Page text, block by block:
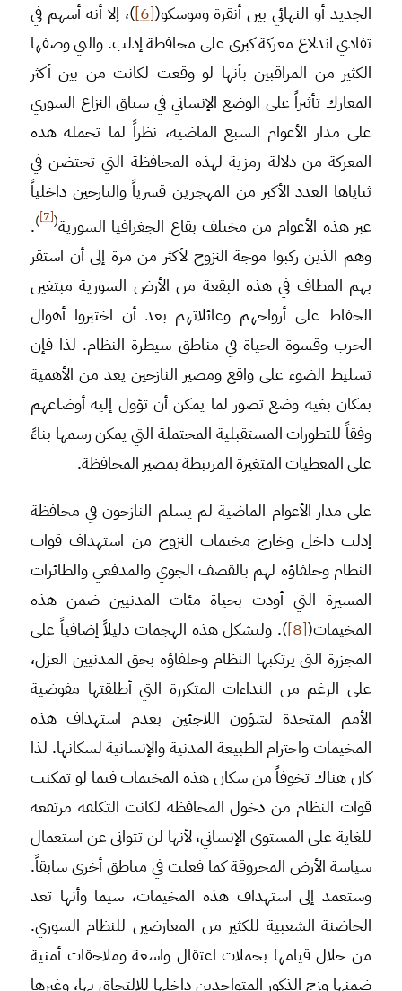
الجديد أو النهائي بين أنقرة وموسكو([6]
)، إلا أنه أسهم في
تفادي اندلاع معركة كبرى على محافظة إدلب. والتي وصفها
الكثير من المراقبين بأنها لو وقعت لكانت من بين أكثر
المعارك تأثيراً على الوضع الإنساني في سياق النزاع السوري
على مدار الأعوام السبع الماضية، نظراً لما تحمله هذه
المعركة من دلالة رمزية لهذه المحافظة التي تحتضن في
ثناياها العدد الأكبر من المهجرين قسرياً والنازحين داخلياً
عبر هذه الأعوام من مختلف بقاع الجغرافيا السورية(
[7]
)
.
وهم الذين ركبوا موجة النزوح لأكثر من مرة إلى أن استقر
بهم المطاف في هذه البقعة من الأرض السورية مبتغين
الحفاظ على أرواحهم وعائلاتهم بعد أن اختبروا أهوال
الحرب وقسوة الحياة في مناطق سيطرة النظام. لذا فإن
تسليط الضوء على واقع ومصير النازحين يعد من الأهمية
بمكان بغية وضع تصور لما يمكن أن تؤول إليه أوضاعهم
وفقاً للتطورات المستقبلية المحتملة التي يمكن رسمها بناءً
على المعطيات المتغيرة المرتبطة بمصير المحافظة.
على مدار الأعوام الماضية لم يسلم النازحون في محافظة
إدلب داخل وخارج مخيمات النزوح من استهداف قوات
النظام وحلفاؤه لهم بالقصف الجوي والمدفعي والطائرات
المسيرة التي أودت بحياة مئات المدنيين ضمن هذه
المخيمات([8]
). ولتشكل هذه الهجمات دليلاً إضافياً على
المجزرة التي يرتكبها النظام وحلفاؤه بحق المدنيين العزل،
على الرغم من النداءات المتكررة التي أطلقتها مفوضية
الأمم المتحدة لشؤون اللاجئين بعدم استهداف هذه
المخيمات واحترام الطبيعة المدنية والإنسانية لسكانها. لذا
كان هناك تخوفاً من سكان هذه المخيمات فيما لو تمكنت
قوات النظام من دخول المحافظة لكانت التكلفة مرتفعة
للغاية على المستوى الإنساني، لأنها لن تتوانى عن استعمال
سياسة الأرض المحروقة كما فعلت في مناطق أخرى سابقاً.
وستعمد إلى استهداف هذه المخيمات، سيما وأنها تعد
الحاضنة الشعبية للكثير من المعارضين للنظام السوري.
من خلال قيامها بحملات اعتقال واسعة وملاحقات أمنية
ضمنها وزج الذكور المتواجدين داخلها للالتحاق بها، وغيرها